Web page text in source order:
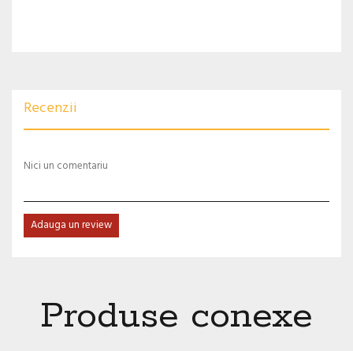
Recenzii
Nici un comentariu
Adauga un review
Produse conexe